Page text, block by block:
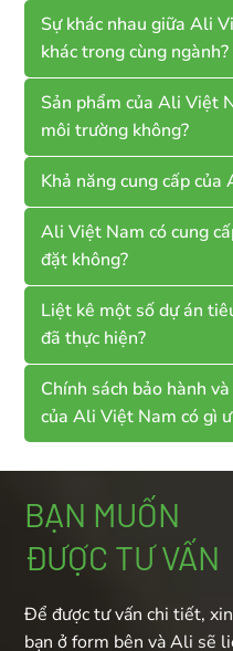
Sự khác nhau giữa Ali
khác trong cùng ngành?
Sản phẩm của Ali Việt
môi trường không?
Khả năng cung cấp
Ali Việt Nam có cung
đặt không?
Liệt kê một số dự án
đã thực hiện?
Chính sách bảo hành
của Ali Việt Nam có gì
BẠN MUỐN
ĐƯỢC TƯ VẤN
Để được tư vấn chi tiết,
bạn ở form bên và Ali sẽ